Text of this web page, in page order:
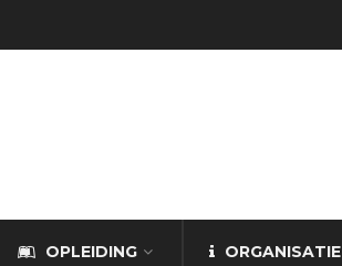
OPLEIDING ORGANISATIE